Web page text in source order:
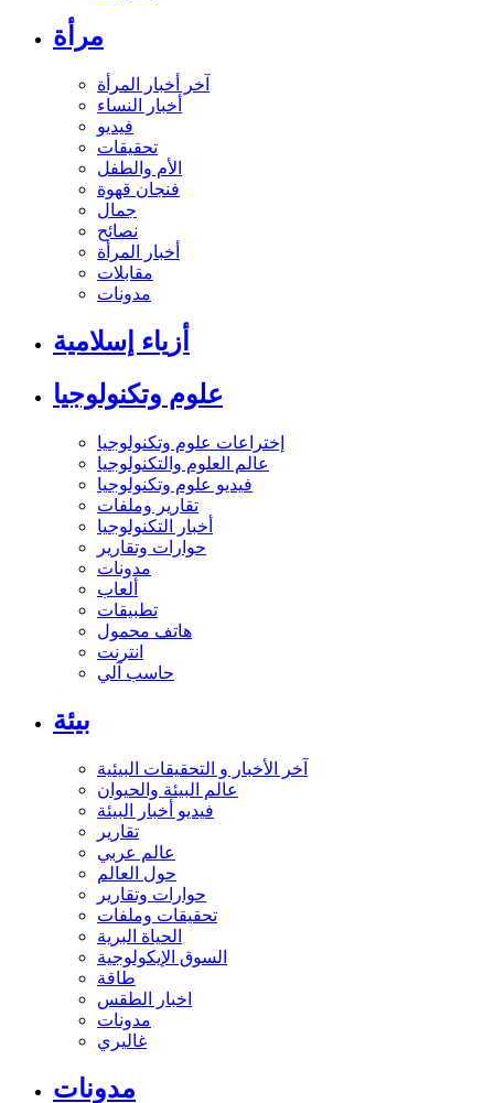
مرأة
آخر أخبار المرأة
أخبار النساء
فيديو
تحقيقات
الأم والطفل
فنجان قهوة
جمال
نصائح
أخبار المرأة
مقابلات
مدونات
أزياء إسلامية
علوم وتكنولوجيا
إختراعات علوم وتكنولوجيا
عالم العلوم والتكنولوجيا
فيديو علوم وتكنولوجيا
تقارير وملفات
أخبار التكنولوجيا
حوارات وتقارير
مدونات
ألعاب
تطبيقات
هاتف محمول
انترنت
حاسب آلي
بيئة
آخر الأخبار و التحقيقات البيئية
عالم البيئة والحيوان
فيديو أخبار البيئة
تقارير
عالم عربي
حول العالم
حوارات وتقارير
تحقيقات وملفات
الحياة البرية
السوق الإيكولوجية
طاقة
اخبار الطقس
مدونات
غاليري
مدونات